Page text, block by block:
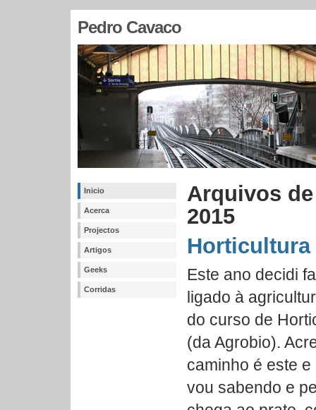
Pedro Cavaco
Inicio
Acerca
Projectos
Artigos
Geeks
Corridas
Arquivos
2015
Este ano decidi
ligado à
do curso de
(da Agrobio).
caminho é este
vou sabendo e